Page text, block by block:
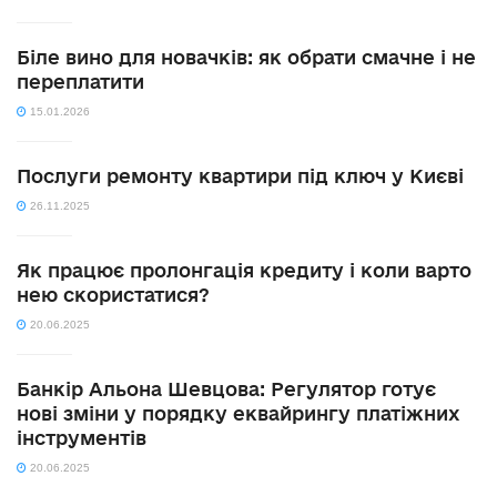
Біле вино для новачків: як обрати смачне і не
переплатити
15.01.2026
Послуги ремонту квартири під ключ у Києві
26.11.2025
Як працює пролонгація кредиту і коли варто
нею скористатися?
20.06.2025
Банкір Альона Шевцова: Регулятор готує
нові зміни у порядку еквайрингу платіжних
інструментів
20.06.2025